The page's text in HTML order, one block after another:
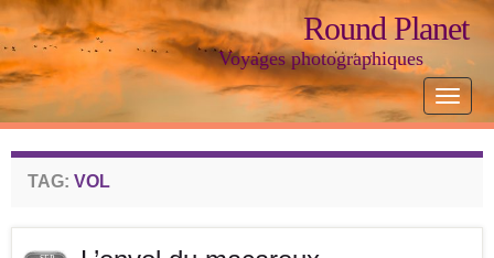
Toggle
Round Planet
Voyages photographiques
TAG: VOL